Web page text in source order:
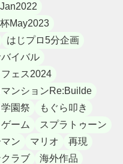
May2023
はじプロ5分企画
イバル
ェス2024
ンションRe:Builde
園祭
もぐら叩き
ーム
スプラトゥーン
ン マリオ
再現
ラブ
海外作品